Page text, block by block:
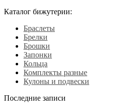
Каталог бижутерии:
Браслеты
Брелки
Брошки
Запонки
Кольца
Комплекты разные
Кулоны и подвески
Последние записи